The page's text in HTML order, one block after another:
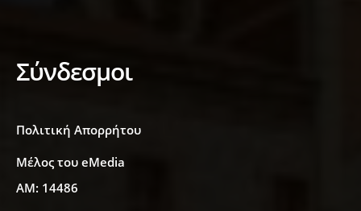
Σύνδεσμοι
Πολιτική Απορρήτου
Μέλος του eMedia
ΑΜ: 14486